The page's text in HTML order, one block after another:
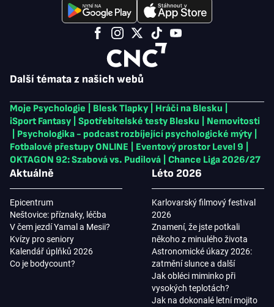
Další témata z našich webů
Moje Psychologie Blesk Tlapky Hráči na Blesku
iSport Fantasy
Spotřebitelské testy Blesku
Nemovitosti
Psychologika - podcast rozbíjející psychologické mýty
Fotbalové přestupy ONLINE
Eventový prostor Level 9
OKTAGON 92: Szabová vs. Pudilová
Chance Liga 2026/27
Aktuálně
Epicentrum
Neštovice: příznaky, léčba
V čem jezdí Yamal a Mesii?
Kvízy pro seniory
Kalendář úplňků 2026
Co je bodycount?
Léto 2026
Karlovarský filmový festival
2026
Znamení, že jste potkali
někoho z minulého života
Astronomické úkazy 2026:
zatmění slunce a další
Jak obléci miminko při
vysokých teplotách?
Jak na dokonalé letní mojito